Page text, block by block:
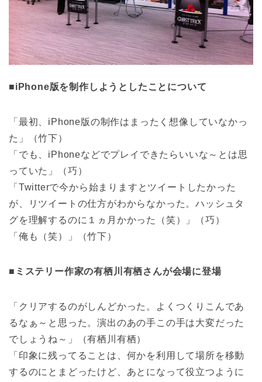
■iPhone版を制作しようとしたことについて
「最初、iPhone版の制作はまったく想像していなかっ
た」（竹下）
「でも、iPhoneなどでプレイできたらいいな～とは思
っていた」（巧）
「Twitterで今から始まりますとツイートしたかった
が、リツイートの仕方がわからなかった。ハッシュタ
グを理解するのに１ヵ月かかった（笑）」（巧）
「俺も（笑）」（竹下）
■ミステリー作家の有栖川有栖さんが会場に登場
「クリアするのがしんどかった。よくつくりこんであ
るなぁ～と思った。演出のあの手この手は大変だった
でしょうね～」（有栖川有栖）
「印象に残ってることは、何かを利用して場所を移動
するのにとまどったけど、あとになって役立つように